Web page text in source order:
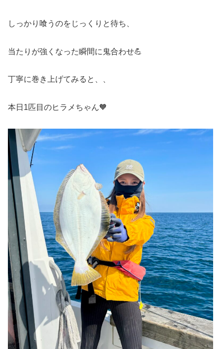
しっかり喰うのをじっくりと待ち、
当たりが強くなった瞬間に鬼合わせ💪
丁寧に巻き上げてみると、、
本日1匹目のヒラメちゃん🧡